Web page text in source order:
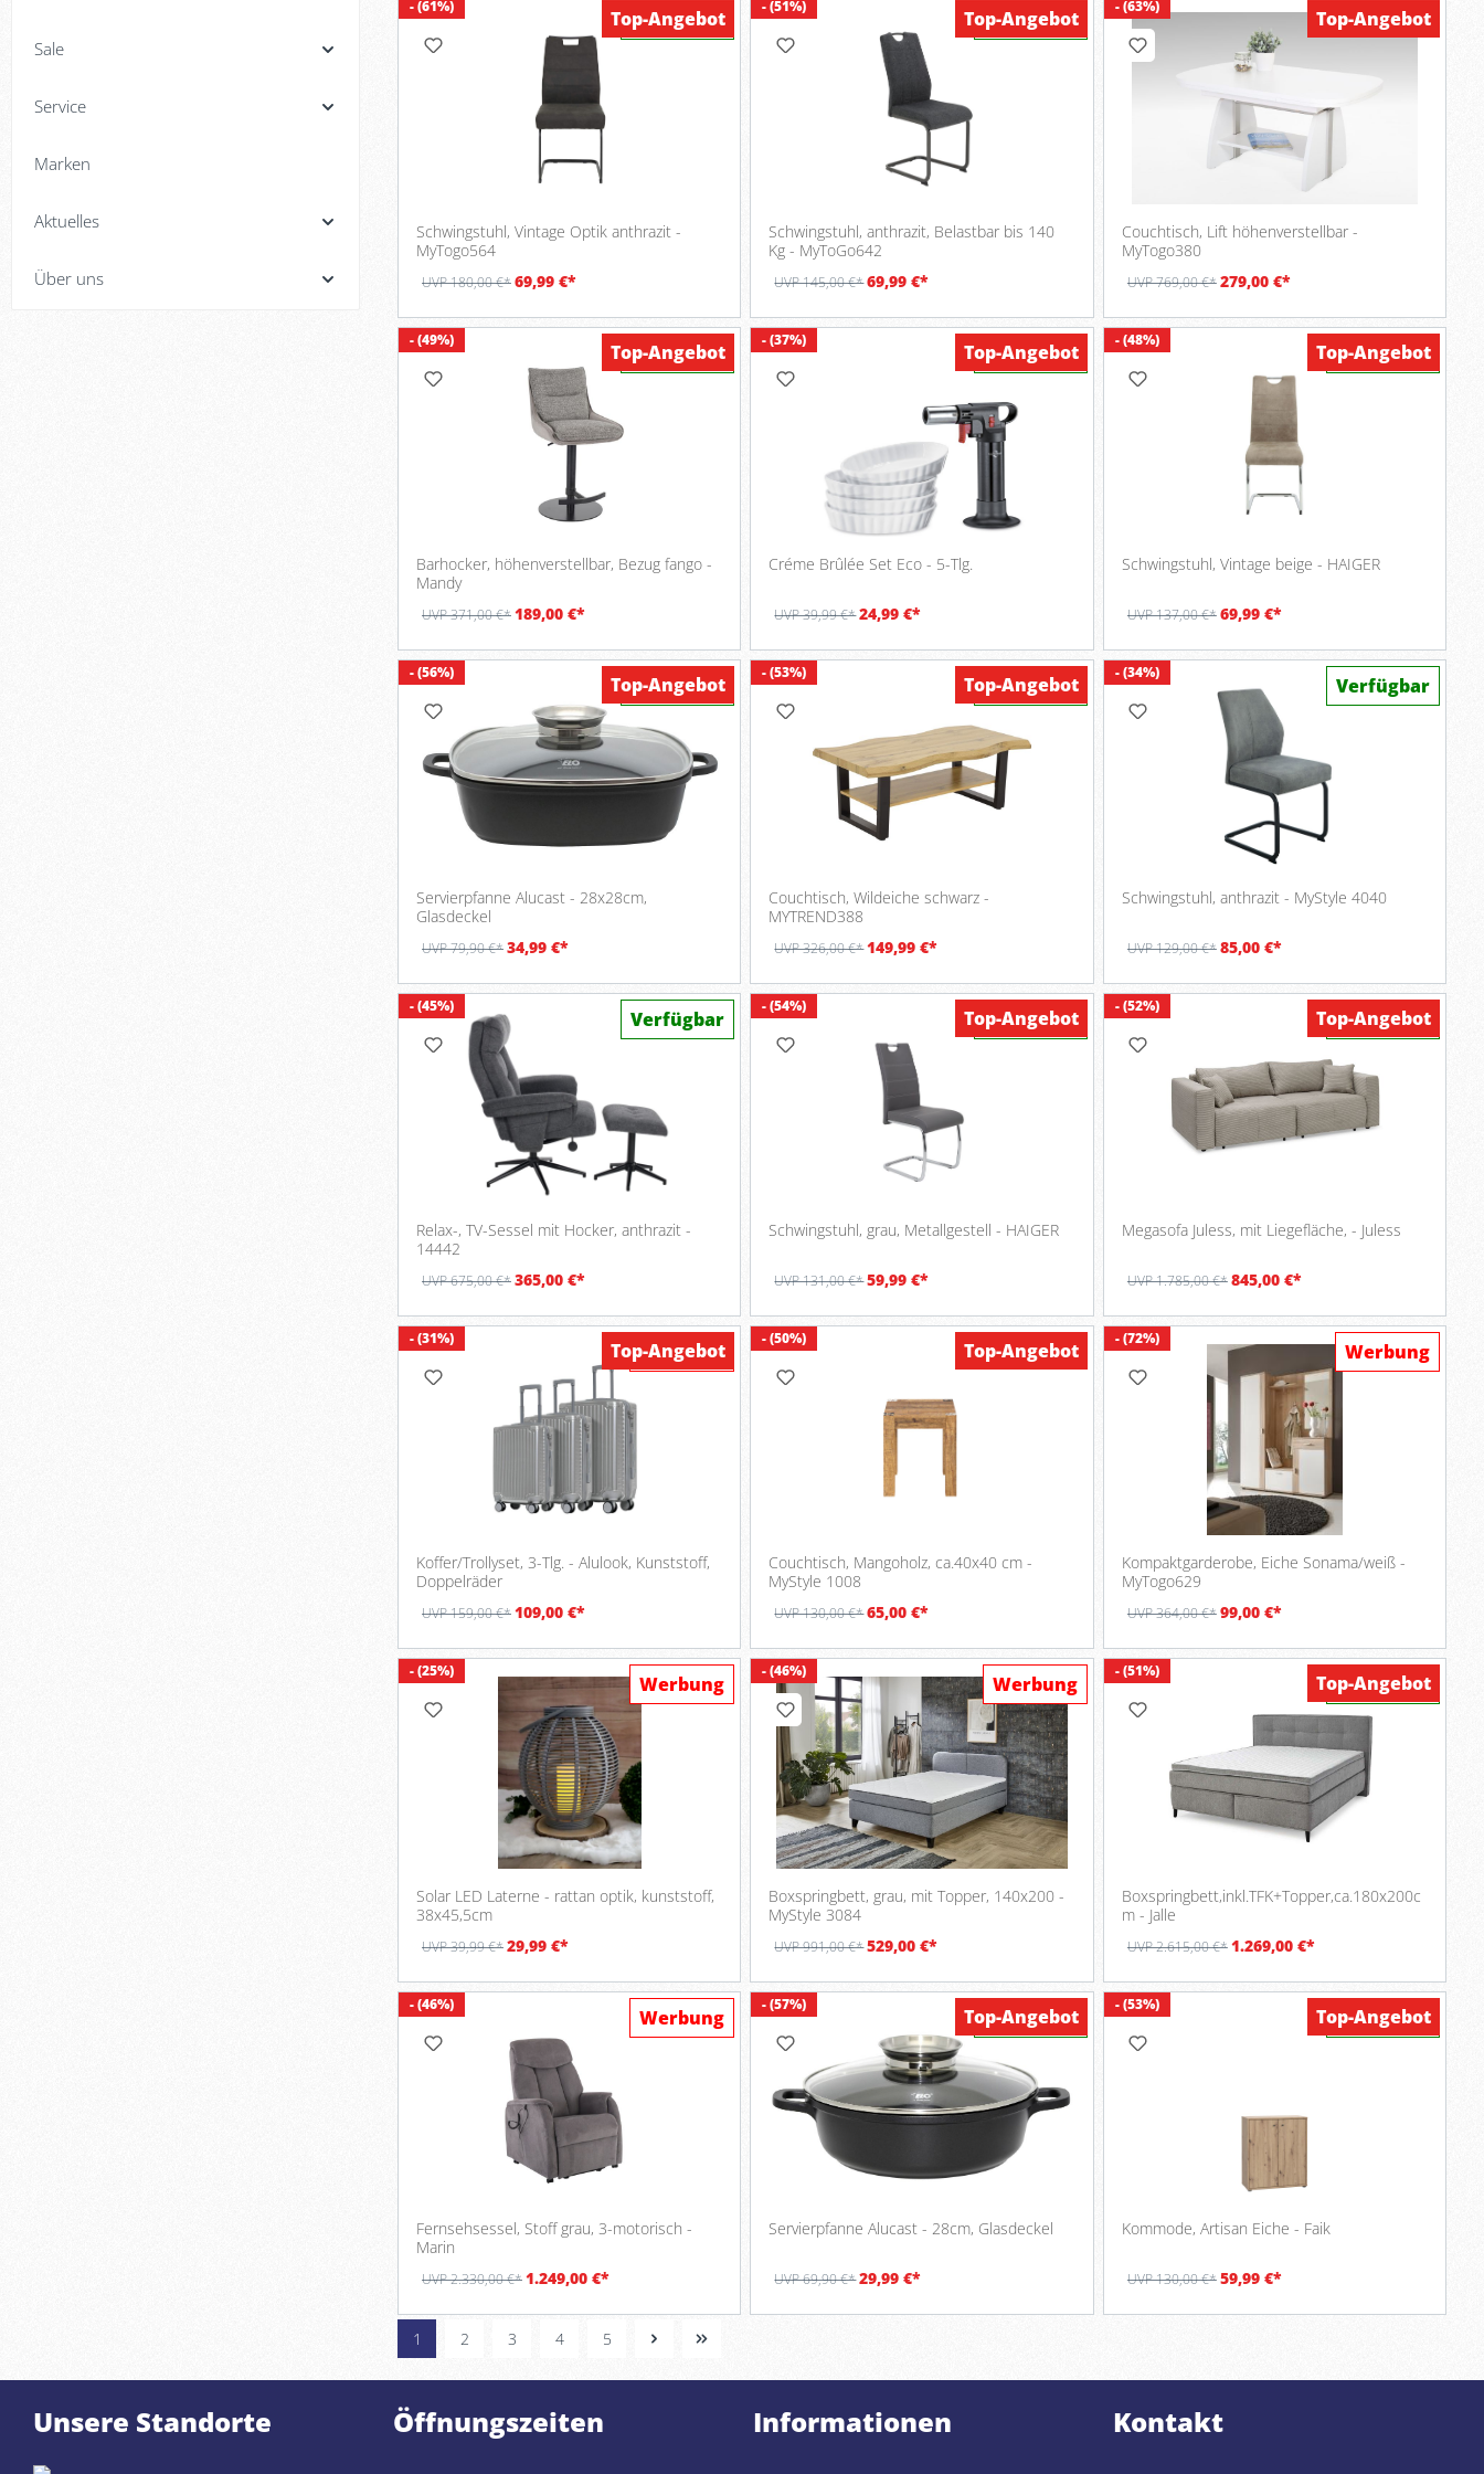
Sale
Service
Marken
Aktuelles
Über uns
- (61%)
Schwingstuhl, Vintage Optik anthrazit -
MyTogo564
UVP 180,00 €*69,99 €*
Verfügbar
Top-Angebot
- (51%)
Schwingstuhl, anthrazit, Belastbar bis 140
Kg - MyToGo642
UVP 145,00 €*69,99 €*
Verfügbar
Top-Angebot
- (63%)
Couchtisch, Lift höhenverstellbar -
MyTogo380
UVP 769,00 €*279,00 €*
Top-Angebot
- (49%)
Barhocker, höhenverstellbar, Bezug fango -
Mandy
UVP 371,00 €*189,00 €*
Verfügbar
Top-Angebot
- (37%)
Créme Brûlée Set Eco - 5-Tlg.
UVP 39,99 €*24,99 €*
Verfügbar
Top-Angebot
- (48%)
Schwingstuhl, Vintage beige - HAIGER
UVP 137,00 €*69,99 €*
Verfügbar
Top-Angebot
- (56%)
Servierpfanne Alucast - 28x28cm,
Glasdeckel
UVP 79,90 €*34,99 €*
Verfügbar
Top-Angebot
- (53%)
Couchtisch, Wildeiche schwarz -
MYTREND388
UVP 326,00 €*149,99 €*
Verfügbar
Top-Angebot
- (34%)
Schwingstuhl, anthrazit - MyStyle 4040
UVP 129,00 €*85,00 €*
Verfügbar
- (45%)
Relax-, TV-Sessel mit Hocker, anthrazit -
14442
UVP 675,00 €*365,00 €*
Verfügbar
- (54%)
Schwingstuhl, grau, Metallgestell - HAIGER
UVP 131,00 €*59,99 €*
Verfügbar
Top-Angebot
- (52%)
Megasofa Juless, mit Liegefläche, - Juless
UVP 1.785,00 €*845,00 €*
Verfügbar
Top-Angebot
- (31%)
Koffer/Trollyset, 3-Tlg. - Alulook, Kunststoff,
Doppelräder
UVP 159,00 €*109,00 €*
Werbung
Top-Angebot
- (50%)
Couchtisch, Mangoholz, ca.40x40 cm -
MyStyle 1008
UVP 130,00 €*65,00 €*
Top-Angebot
- (72%)
Kompaktgarderobe, Eiche Sonama/weiß -
MyTogo629
UVP 364,00 €*99,00 €*
Werbung
- (25%)
Solar LED Laterne - rattan optik, kunststoff,
38x45,5cm
UVP 39,99 €*29,99 €*
Werbung
- (46%)
Boxspringbett, grau, mit Topper, 140x200 -
MyStyle 3084
UVP 991,00 €*529,00 €*
Werbung
- (51%)
Boxspringbett,inkl.TFK+Topper,ca.180x200c
m - Jalle
UVP 2.615,00 €*1.269,00 €*
Verfügbar
Top-Angebot
- (46%)
Fernsehsessel, Stoff grau, 3-motorisch -
Marin
UVP 2.330,00 €*1.249,00 €*
Werbung
- (57%)
Servierpfanne Alucast - 28cm, Glasdeckel
UVP 69,90 €*29,99 €*
Verfügbar
Top-Angebot
- (53%)
Kommode, Artisan Eiche - Faik
UVP 130,00 €*59,99 €*
Verfügbar
Top-Angebot
1 2 3 4 5
Unsere Standorte Öffnungszeiten Kontakt
Informationen